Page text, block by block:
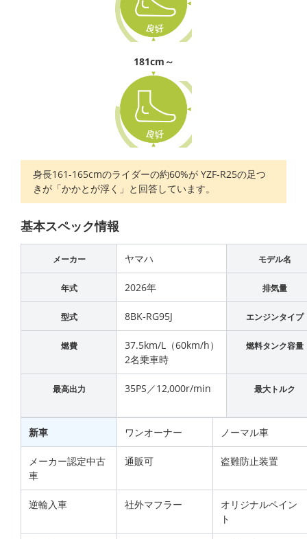
181cm～
身長161-165cmのライダーの約60%が YZF-R25の足つ
きが「かかとが浮く」と回答しています。
基本スペック情報
メーカー ヤマハ モデル名
年式 2026年 排気量
型式 8BK-RG95J エンジンタイプ
燃費
37.5km/L（60km/h）
2名乗車時
燃料タンク容量
最高出力 35PS／12,000r/min 最大トルク
新車 ワンオーナー ノーマル車
メーカー認定中古
車
通販可 盗難防止装置
逆輸入車 社外マフラー
オリジナルペイン
ト